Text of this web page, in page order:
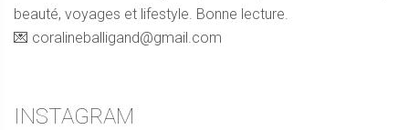
beauté, voyages et lifestyle. Bonne lecture.
💌 coralineballigand@gmail.com
INSTAGRAM